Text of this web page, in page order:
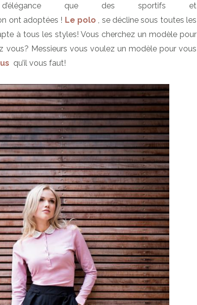
que des sportifs et
ont adoptées ! Le polo , se décline sous toutes les
à tous les styles! Vous cherchez un modèle pour
Messieurs vous voulez un modèle pour vous
qu’il vous faut!